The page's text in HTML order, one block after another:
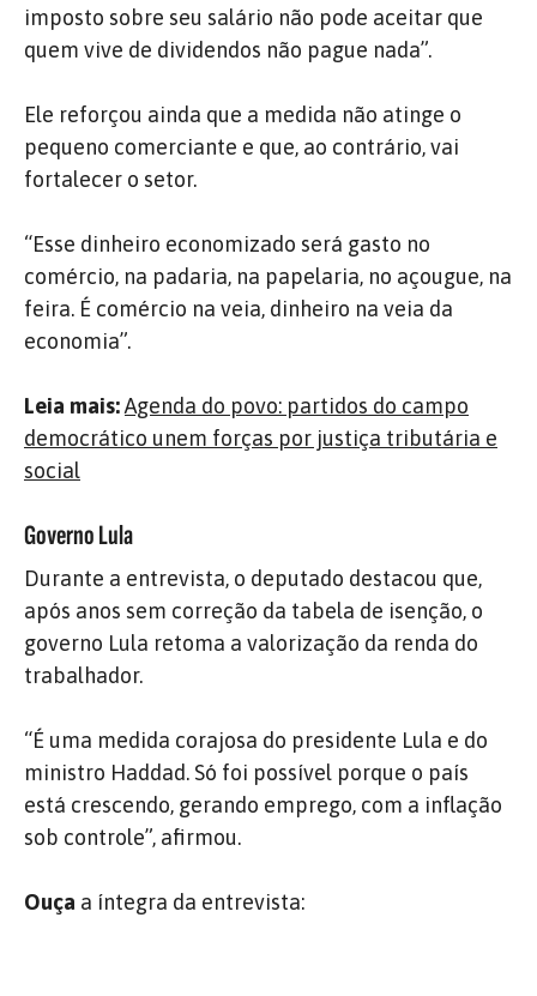
imposto sobre seu salário não pode aceitar que
quem vive de dividendos não pague nada”.
Ele reforçou ainda que a medida não atinge o
pequeno comerciante e que, ao contrário, vai
fortalecer o setor.
“Esse dinheiro economizado será gasto no
comércio, na padaria, na papelaria, no açougue, na
feira. É comércio na veia, dinheiro na veia da
economia”.
Leia mais:Agenda do povo: partidos do campo
democrático unem forças por justiça tributária e
social
Governo Lula
Durante a entrevista, o deputado destacou que,
após anos sem correção da tabela de isenção, o
governo Lula retoma a valorização da renda do
trabalhador.
“É uma medida corajosa do presidente Lula e do
ministro Haddad. Só foi possível porque o país
está crescendo, gerando emprego, com a inflação
sob controle”, afirmou.
Ouça a íntegra da entrevista: